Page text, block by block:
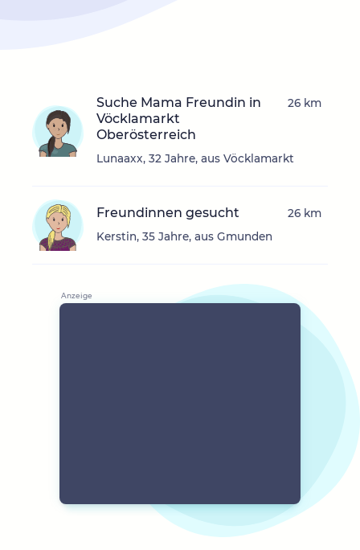
Suche Mama Freundin in
Vöcklamarkt
Oberösterreich
Lunaaxx, 32 Jahre, aus Vöcklamarkt
26 km
Freundinnen gesucht
Kerstin, 35 Jahre, aus Gmunden
26 km